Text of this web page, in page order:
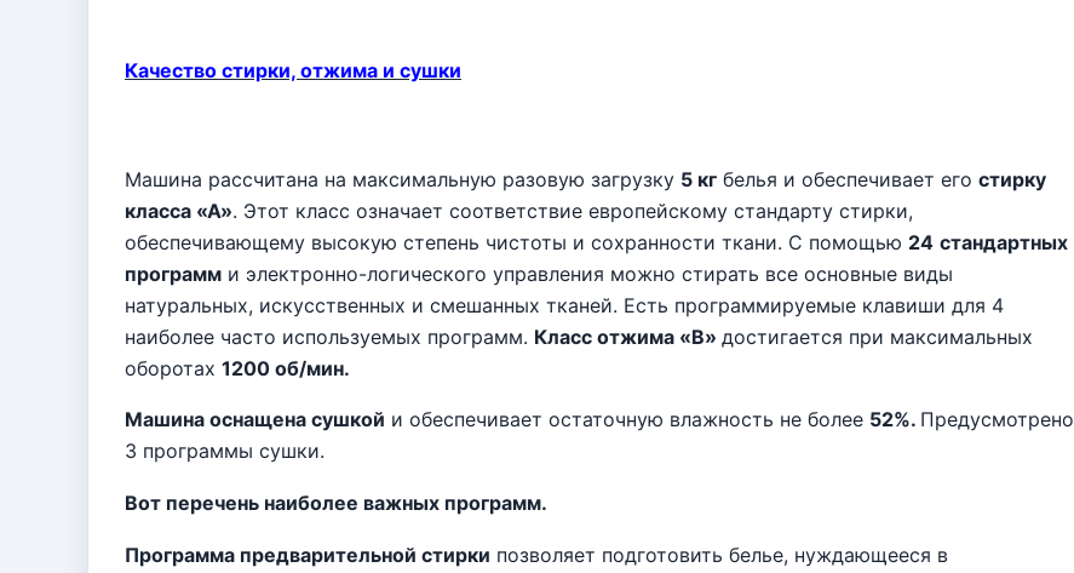
Качество стирки, отжима и сушки
Машина рассчитана на максимальную разовую загрузку 5 кг белья и обеспечивает его стирку
класса «А». Этот класс означает соответствие европейскому стандарту стирки,
обеспечивающему высокую степень чистоты и сохранности ткани. С помощью 24 стандартных
программ и электронно-логического управления можно стирать все основные виды
натуральных, искусственных и смешанных тканей. Есть программируемые клавиши для 4
наиболее часто используемых программ. Класс отжима «В» достигается при максимальных
оборотах 1200 об/мин.
Машина оснащена сушкой и обеспечивает остаточную влажность не более 52%. Предусмотрено
3 программы сушки.
Вот перечень наиболее важных программ.
Программа предварительной стирки позволяет подготовить белье, нуждающееся в